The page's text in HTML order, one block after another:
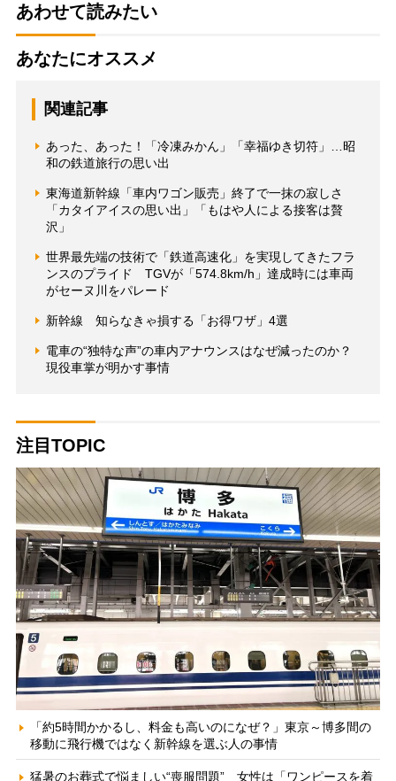
あわせて読みたい
あなたにオススメ
関連記事
あった、あった！「冷凍みかん」「幸福ゆき切符」…昭
和の鉄道旅行の思い出
東海道新幹線「車内ワゴン販売」終了で一抹の寂しさ
「カタイアイスの思い出」「もはや人による接客は贅
沢」
世界最先端の技術で「鉄道高速化」を実現してきたフラ
ンスのプライド TGVが「574.8km/h」達成時には車両
がセーヌ川をパレード
新幹線 知らなきゃ損する「お得ワザ」4選
電車の“独特な声”の車内アナウンスはなぜ減ったのか？
現役車掌が明かす事情
注目TOPIC
「約5時間かかるし、料金も高いのになぜ？」東京～博多間の
移動に飛行機ではなく新幹線を選ぶ人の事情
猛暑のお葬式で悩ましい“喪服問題” 女性は「ワンピースを着